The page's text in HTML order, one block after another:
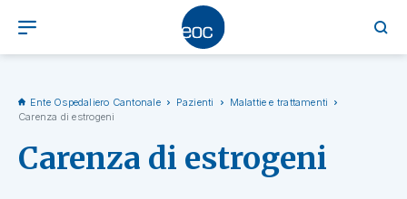
Ente Ospedaliero Cantonale Pazienti
Malattie e trattamenti
Carenza di estrogeni
Carenza di estrogeni